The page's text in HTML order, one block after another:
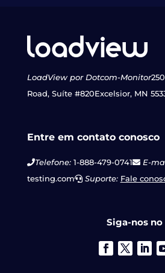
LoadView por Dotcom-Monitor
Road, Suíte #820Excelsior, MN
Entre em contato conosco
Telefone:1-888-479-0741 E-
testing.com
Suporte: Fale
Siga-nos no